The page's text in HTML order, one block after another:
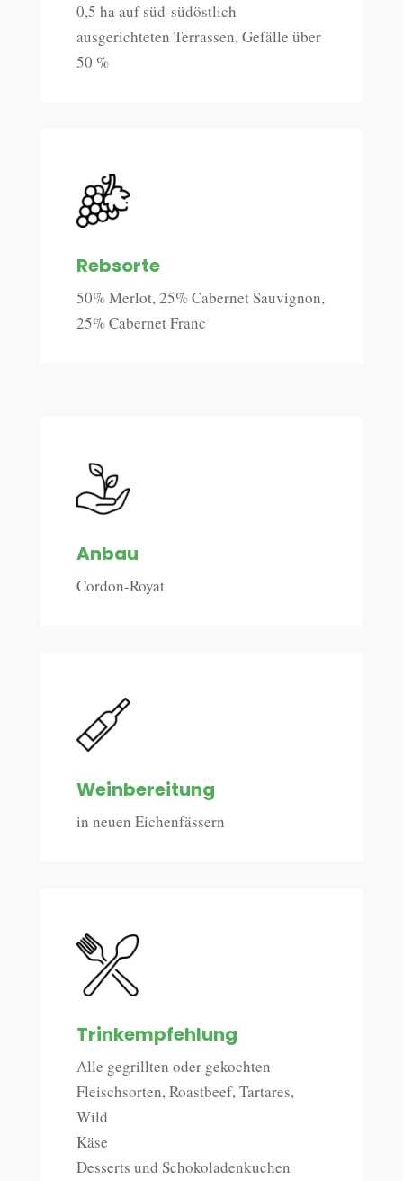
0,5 ha auf süd-südöstlich
ausgerichteten Terrassen, Gefälle über
50 %
Rebsorte
50% Merlot, 25% Cabernet Sauvignon,
25% Cabernet Franc
Anbau
Cordon-Royat
Weinbereitung
in neuen Eichenfässern
Trinkempfehlung
Alle gegrillten oder gekochten
Fleischsorten, Roastbeef, Tartares,
Wild
Käse
Desserts und Schokoladenkuchen